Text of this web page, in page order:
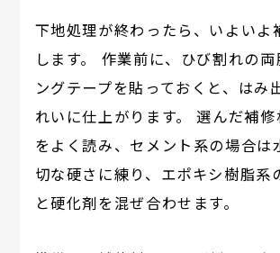
下地処理が終わったら、いよいよ
します。 作業前に、ひび割れの
ングテープを貼っておくと、はみ
れいに仕上がります。 選んだ補
をよく読み、セメント系の場合は
切な硬さに練り、エポキシ樹脂系
と硬化剤を混ぜ合わせます。